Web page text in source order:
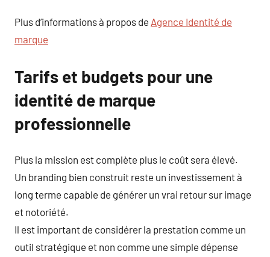
Plus d’informations à propos de Agence Identité de
marque
Tarifs et budgets pour une
identité de marque
professionnelle
Plus la mission est complète plus le coût sera élevé.
Un branding bien construit reste un investissement à
long terme capable de générer un vrai retour sur image
et notoriété.
Il est important de considérer la prestation comme un
outil stratégique et non comme une simple dépense